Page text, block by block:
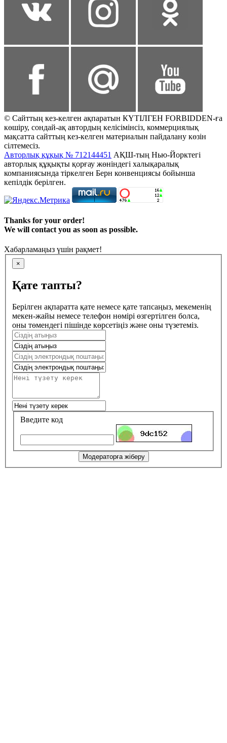
© Сайттың кез-келген ақпаратын КҮТІЛГЕН FORBIDDEN-ға
көшіру, сондай-ақ автордың келісімінсіз, коммерциялық
мақсатта сайттың кез-келген материалын пайдалану көзін
сілтемесіз.
Авторлық құқық № 712144451 АҚШ-тың Нью-Йорктегі
авторлық құқықты қорғау жөніндегі халықаралық
компаниясында тіркелген Берн конвенциясы бойынша
кепілдік берілген.
Thanks for your order!
We will contact you as soon as possible.
Хабарламаңыз үшін рақмет!
×
Қате тапты?
Берілген ақпаратта қате немесе қате тапсаңыз, мекеменің
мекен-жайы немесе телефон нөмірі өзгертілген болса,
оны төмендегі пішінде көрсетіңіз және оны түзетеміз.
Введите код
Модераторға жіберу